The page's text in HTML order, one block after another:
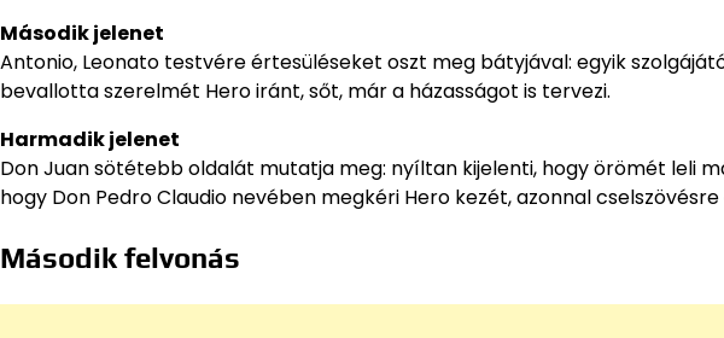
Második jelenet
Antonio, Leonato testvére értesüléseket oszt meg bátyjával: egyik
bevallotta szerelmét Hero iránt, sőt, már a házasságot is tervezi.
Harmadik jelenet
Don Juan sötétebb oldalát mutatja meg: nyíltan kijelenti, hogy örömét leli
hogy Don Pedro Claudio nevében megkéri Hero kezét, azonnal
Második felvonás